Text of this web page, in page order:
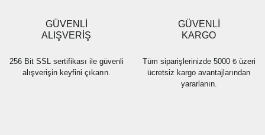
Ürün fiyatı diğer sitelerden daha pahalı.
Bu ürüne benzer farklı alternatifler olmalı.
GÜVENLİ
ALIŞVERİŞ
256 Bit SSL sertifikası ile güvenli
alışverişin keyfini çıkarın.
GÜVENLİ
KARGO
Tüm siparişlerinizde 5000 ₺ üzeri
ücretsiz kargo avantajlarından
yararlanın.